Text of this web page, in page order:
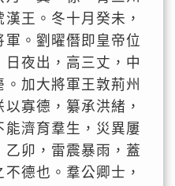
王。冬十月癸未，
。劉曜僭即皇帝位
夜出，高三丈，中
加大將軍王敦荊州
寡德，纂承洪緒，
濟育羣生，災異屢
卯，雷震暴雨，蓋
德也。羣公卿士，